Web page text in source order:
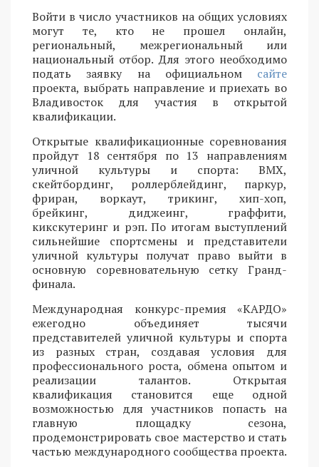
Войти в число участников на общих условиях
могут те, кто не прошел онлайн,
региональный, межрегиональный или
национальный отбор. Для этого необходимо
подать заявку на официальном сайте
проекта, выбрать направление и приехать во
Владивосток для участия в открытой
квалификации.
Открытые квалификационные соревнования
пройдут 18 сентября по 13 направлениям
уличной культуры и спорта: BMX,
скейтбординг, роллерблейдинг, паркур,
фриран, воркаут, трикинг, хип-хоп,
брейкинг, диджеинг, граффити,
кикскутеринг и рэп. По итогам выступлений
сильнейшие спортсмены и представители
уличной культуры получат право выйти в
основную соревновательную сетку Гранд-
финала.
Международная конкурс-премия «КАРДО»
ежегодно объединяет тысячи
представителей уличной культуры и спорта
из разных стран, создавая условия для
профессионального роста, обмена опытом и
реализации талантов. Открытая
квалификация становится еще одной
возможностью для участников попасть на
главную площадку сезона,
продемонстрировать свое мастерство и стать
частью международного сообщества проекта.